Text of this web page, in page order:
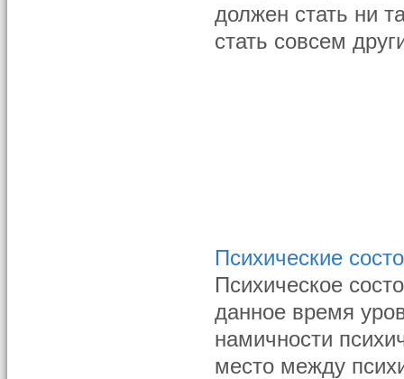
должен стать ни
стать совсем
Психические
Психическое
данное время
намичности
место между